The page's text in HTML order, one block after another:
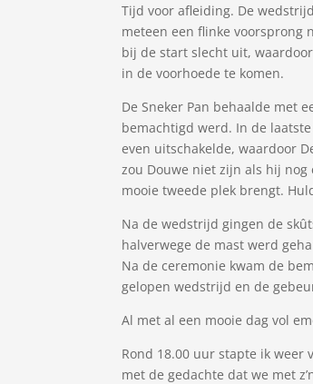
Tijd voor afleiding. De
meteen een flinke voorsprong
bij de start slecht uit,
in de voorhoede te komen.
De Sneker Pan behaalde met
bemachtigd werd. In de
even uitschakelde, waardoor
zou Douwe niet zijn als hij nog
mooie tweede plek brengt.
Na de wedstrijd gingen de
halverwege de mast werd
Na de ceremonie kwam de
gelopen wedstrijd en de
Al met al een mooie dag vol
Rond 18.00 uur stapte ik
met de gedachte dat we met